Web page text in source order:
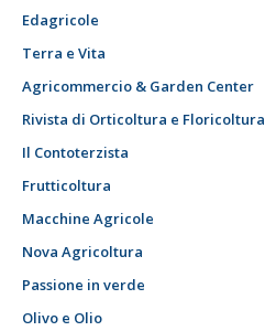
Edagricole
Terra e Vita
Agricommercio & Garden Center
Rivista di Orticoltura e Floricoltura
Il Contoterzista
Frutticoltura
Macchine Agricole
Nova Agricoltura
Passione in verde
Olivo e Olio